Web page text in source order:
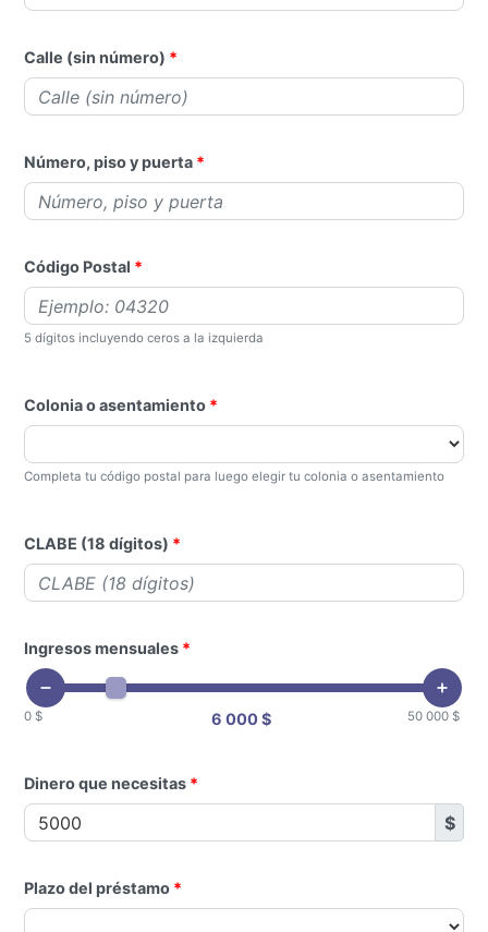
Calle (sin número)
Número, piso y puerta
Código Postal
5 dígitos incluyendo ceros a la izquierda
Colonia o asentamiento
Completa tu código postal para luego elegir tu colonia o asentamiento
CLABE (18 dígitos)
Ingresos mensuales
0 $ 6 000 $ 50 000 $
Dinero que necesitas
$
Plazo del préstamo